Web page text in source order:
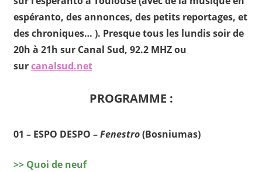
espéranto, des annonces, des petits reportages, et
des chroniques… ). Presque tous les lundis soir de
20h à 21h sur Canal Sud, 92.2 MHZ ou
surcanalsud.net
PROGRAMME :
01 – ESPO DESPO –Fenestro(Bosniumas)
>> Quoi de neuf